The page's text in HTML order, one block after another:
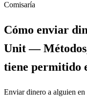
Comisaría
Cómo enviar
Unit —
tiene permitido
Enviar dinero a alguien en